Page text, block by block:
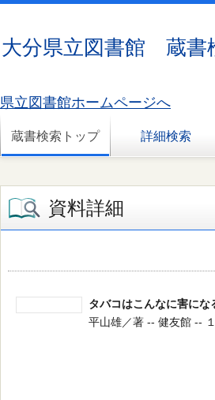
大分県立図書館 蔵書
県立図書館ホームページへ
蔵書検索トップ 詳細検索
資料詳細
タバコはこんなに害にな
平山雄／著 -- 健友館 --